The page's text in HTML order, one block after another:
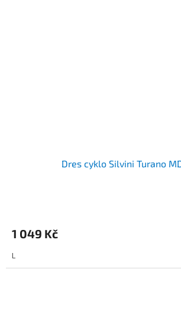
Dres cyklo Silvini Turano
1 049 Kč
L